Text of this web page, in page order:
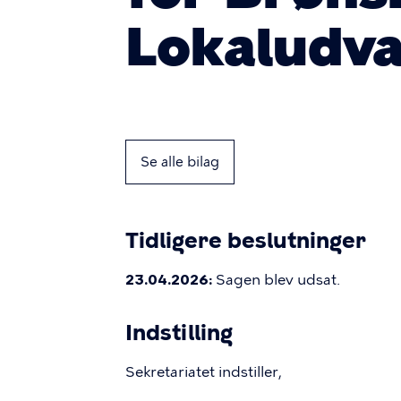
Se alle bilag
Tidligere beslutninger
23.04.2026: Sagen blev udsat.
Indstilling
Sekretariatet indstiller,